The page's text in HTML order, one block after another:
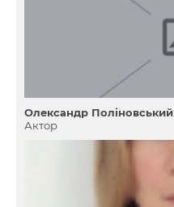
Олександр Поліновський
Актор